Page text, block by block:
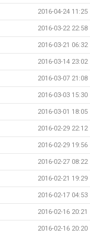
2016-04-24 11:25
2016-03-22 22:58
2016-03-21 06:32
2016-03-14 23:02
2016-03-07 21:08
2016-03-03 15:30
2016-03-01 18:05
2016-02-29 22:12
2016-02-29 19:56
2016-02-27 08:22
2016-02-21 19:29
2016-02-17 04:53
2016-02-16 20:21
2016-02-16 20:20